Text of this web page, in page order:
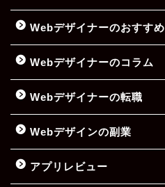
Webデザイナーのおすすめ
Webデザイナーのコラム
Webデザイナーの転職
Webデザインの副業
アプリレビュー